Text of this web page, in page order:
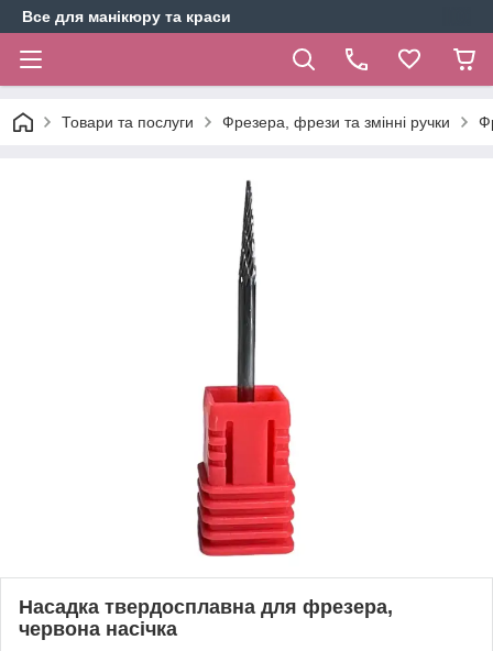
Все для манікюру та краси
Товари та послуги Фрезера, фрези та змінні ручки
Насадка твердосплавна для фрезера,
червона насічка